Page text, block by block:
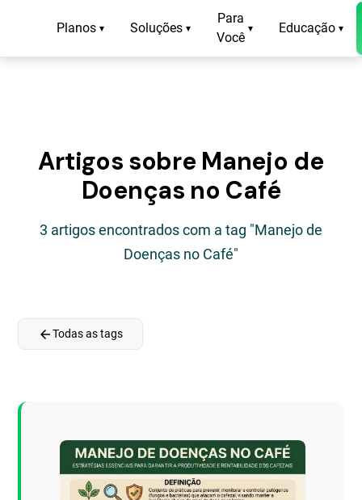
Planos ▾ Soluções ▾
Para
Você
▾ Educação ▾
Artigos sobre Manejo de
Doenças no Café
3 artigos encontrados com a tag "Manejo de
Doenças no Café"
arrow_backTodas as tags